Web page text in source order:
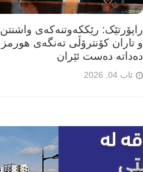
راپۆرتێک: رێککەوتنەکەی واشنتن
و تاران کۆنترۆڵی تەنگەی هورمز
دەداتە دەست ئێران
ئاب 04, 2026